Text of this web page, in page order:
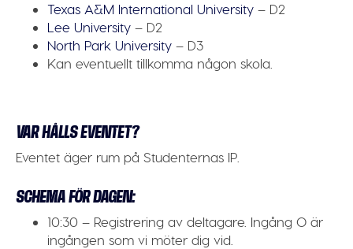
Texas A&M International University – D2
Lee University – D2
North Park University – D3
Kan eventuellt tillkomma någon skola.
VAR HÅLLS EVENTET?
Eventet äger rum påStudenternas IP
SCHEMA FÖR DAGEN:
10:30 – Registrering av deltagare. Ingång O är
ingången som vi möter dig vid.